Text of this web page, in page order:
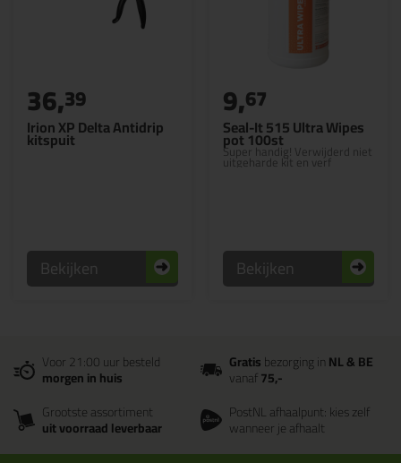
Irion XP Delta Antidrip
kitspuit
36,39
Bekijken
Seal-It 515 Ultra Wipes
pot 100st
Super handig! Verwijderd niet
uitgeharde kit en verf
9,67
Bekijken
Voor 21:00 uur besteld
morgen in huis
Gratisbezorging inNL & BE
vanaf75,-
Grootste assortiment
uit voorraad leverbaar
PostNL afhaalpunt: kies zelf
wanneer je afhaalt